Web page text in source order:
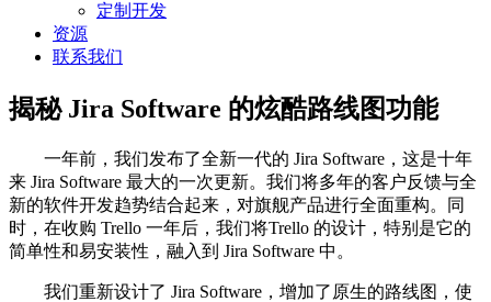
定制开发
资源
联系我们
揭秘 Jira Software 的炫酷路线图功能
一年前，我们发布了全新一代的 Jira Software，这是十年
来 Jira Software 最大的一次更新。我们将多年的客户反馈与全
新的软件开发趋势结合起来，对旗舰产品进行全面重构。同
时，在收购 Trello 一年后，我们将Trello 的设计，特别是它的
简单性和易安装性，融入到 Jira Software 中。
我们重新设计了 Jira Software，增加了原生的路线图，使